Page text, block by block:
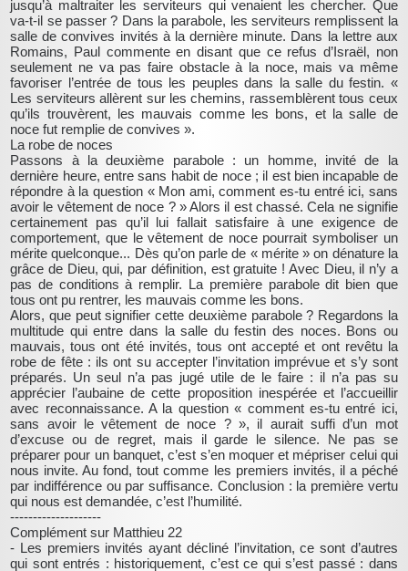
jusqu’à maltraiter les serviteurs qui venaient les chercher. Que
va-t-il se passer ? Dans la parabole, les serviteurs remplissent la
salle de convives invités à la dernière minute. Dans la lettre aux
Romains, Paul commente en disant que ce refus d’Israël, non
seulement ne va pas faire obstacle à la noce, mais va même
favoriser l’entrée de tous les peuples dans la salle du festin. «
Les serviteurs allèrent sur les chemins, rassemblèrent tous ceux
qu’ils trouvèrent, les mauvais comme les bons, et la salle de
noce fut remplie de convives ».
La robe de noces
Passons à la deuxième parabole : un homme, invité de la
dernière heure, entre sans habit de noce ; il est bien incapable de
répondre à la question « Mon ami, comment es-tu entré ici, sans
avoir le vêtement de noce ? » Alors il est chassé. Cela ne signifie
certainement pas qu’il lui fallait satisfaire à une exigence de
comportement, que le vêtement de noce pourrait symboliser un
mérite quelconque... Dès qu’on parle de « mérite » on dénature la
grâce de Dieu, qui, par définition, est gratuite ! Avec Dieu, il n’y a
pas de conditions à remplir. La première parabole dit bien que
tous ont pu rentrer, les mauvais comme les bons.
Alors, que peut signifier cette deuxième parabole ? Regardons la
multitude qui entre dans la salle du festin des noces. Bons ou
mauvais, tous ont été invités, tous ont accepté et ont revêtu la
robe de fête : ils ont su accepter l’invitation imprévue et s’y sont
préparés. Un seul n’a pas jugé utile de le faire : il n’a pas su
apprécier l’aubaine de cette proposition inespérée et l’accueillir
avec reconnaissance. A la question « comment es-tu entré ici,
sans avoir le vêtement de noce ? », il aurait suffi d’un mot
d’excuse ou de regret, mais il garde le silence. Ne pas se
préparer pour un banquet, c’est s’en moquer et mépriser celui qui
nous invite. Au fond, tout comme les premiers invités, il a péché
par indifférence ou par suffisance. Conclusion : la première vertu
qui nous est demandée, c’est l’humilité.
--------------------
Complément sur Matthieu 22
- Les premiers invités ayant décliné l’invitation, ce sont d’autres
qui sont entrés : historiquement, c’est ce qui s’est passé : dans